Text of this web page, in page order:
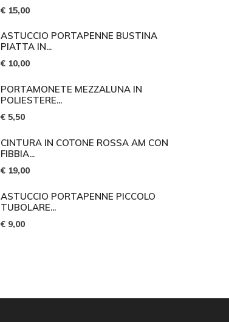
€ 15,00
ASTUCCIO PORTAPENNE BUSTINA
PIATTA IN...
€ 10,00
PORTAMONETE MEZZALUNA IN
POLIESTERE...
€ 5,50
CINTURA IN COTONE ROSSA AM CON
FIBBIA...
€ 19,00
ASTUCCIO PORTAPENNE PICCOLO
TUBOLARE...
€ 9,00